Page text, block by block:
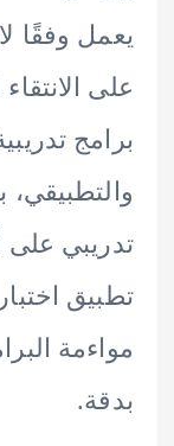
وفقًا
تدريبية
بما
على أرض
اختبارات
البرامج